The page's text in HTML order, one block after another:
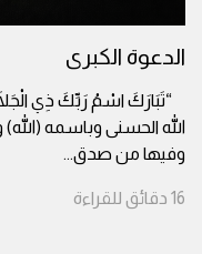
الدعوة الكبرى
الله الحسنى وباسمه (الله)
وفيها من صدق...
16 دقائق للقراءة